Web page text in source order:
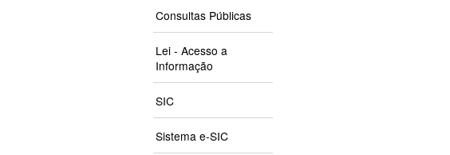
Consultas Públicas
Lei - Acesso a
Informação
SIC
Sistema e-SIC